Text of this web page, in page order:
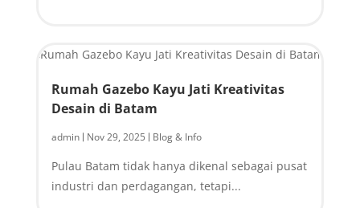
Rumah Gazebo Kayu Jati Kreativitas
Desain di Batam
admin | Nov 29, 2025 | Blog & Info
Pulau Batam tidak hanya dikenal sebagai pusat
industri dan perdagangan, tetapi...